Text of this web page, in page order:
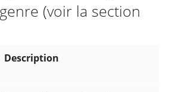
(voir la section
Description